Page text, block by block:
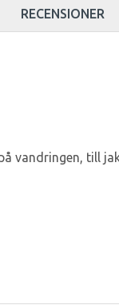
RECENSIONER
vandringen, till